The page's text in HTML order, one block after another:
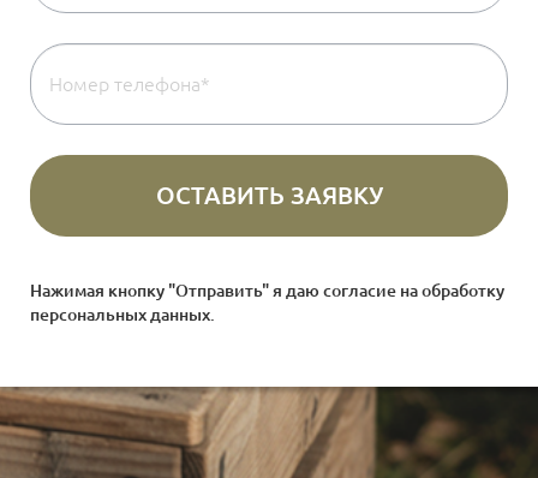
Нажимая кнопку "Отправить" я даю согласие наобработку
персональных данных